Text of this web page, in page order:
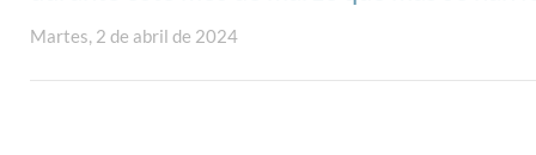
Martes, 2 de abril de 2024